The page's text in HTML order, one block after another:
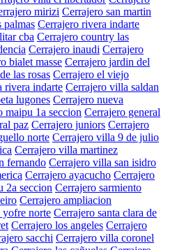
mirizi Cerrajero san martin
palmas Cerrajero rivera indarte
cba Cerrajero country las
Cerrajero inaudi Cerrajero
bialet masse Cerrajero jardin del
las rosas Cerrajero el viejo
rivera indarte Cerrajero villa saldan
lugones Cerrajero nueva
maipu 1a seccion Cerrajero general
paz Cerrajero juniors Cerrajero
norte Cerrajero villa 9 de julio
Cerrajero villa martinez
fernando Cerrajero villa san isidro
Cerrajero ayacucho Cerrajero
2a seccion Cerrajero sarmiento
Cerrajero ampliacion
yofre norte Cerrajero santa clara de
Cerrajero los angeles Cerrajero
sacchi Cerrajero villa coronel